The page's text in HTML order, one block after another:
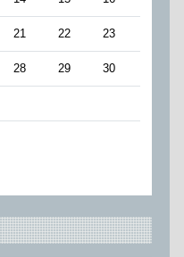
21 22 23
28 29 30